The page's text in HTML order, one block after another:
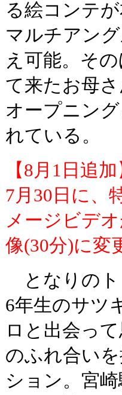
る絵コンテ
マルチアン
え可能。そ
て来たお母
オープニン
れている。
【8月1日追加
7月30日に、
メージビデ
像(30分)に変
となりのト
6年生のサツ
ロと出会っ
のふれ合い
ション。宮